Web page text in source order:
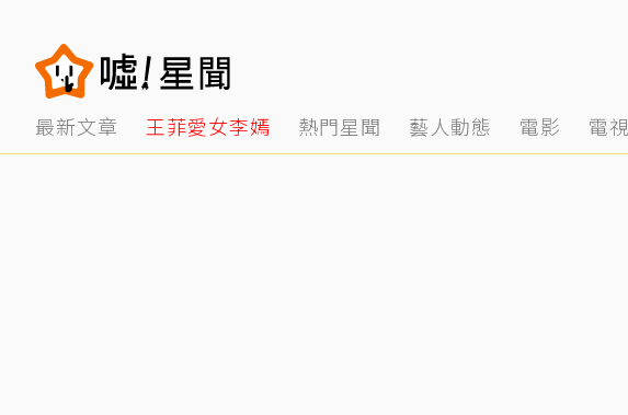
最新文章 王菲愛女李嫣 熱門星聞 藝人動態 電影 電視